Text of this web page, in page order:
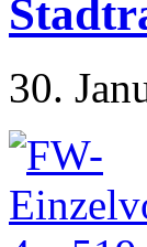
30.